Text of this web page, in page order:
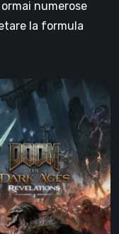
numerose
la formula